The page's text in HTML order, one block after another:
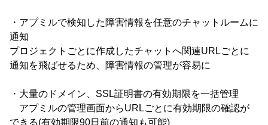
・アプミルで検知した障害情報を任意のチャットルームに
通知
プロジェクトごとに作成したチャットへ関連URLごとに
通知を飛ばせるため、障害情報の管理が容易に
・大量のドメイン、SSL証明書の有効期限を一括管理
アプミルの管理画面からURLごとに有効期限の確認が
できる(有効期限90日前の通知も可能)